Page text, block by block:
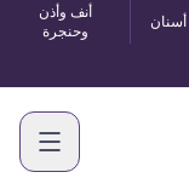
أسنان
أنف وأذن
وحنجرة